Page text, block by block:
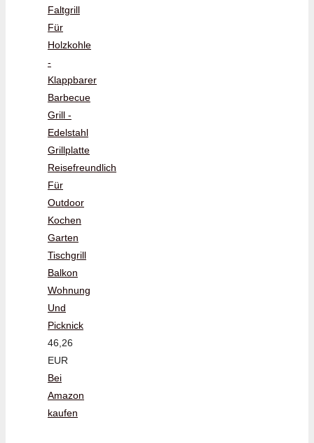
Faltgrill
Für
Holzkohle
-
Klappbarer
Barbecue
Grill -
Edelstahl
Grillplatte
Reisefreundlich
Für
Outdoor
Kochen
Garten
Tischgrill
Balkon
Wohnung
Und
Picknick
46,26
EUR
Bei
Amazon
kaufen